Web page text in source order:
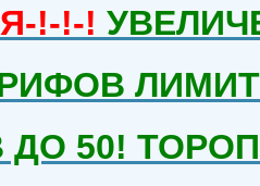
!-!-!
50!